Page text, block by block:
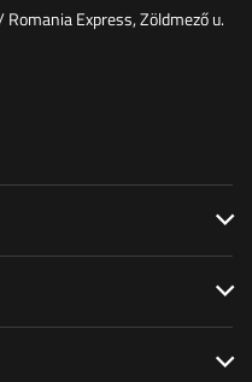
Express, Zöldmező u.